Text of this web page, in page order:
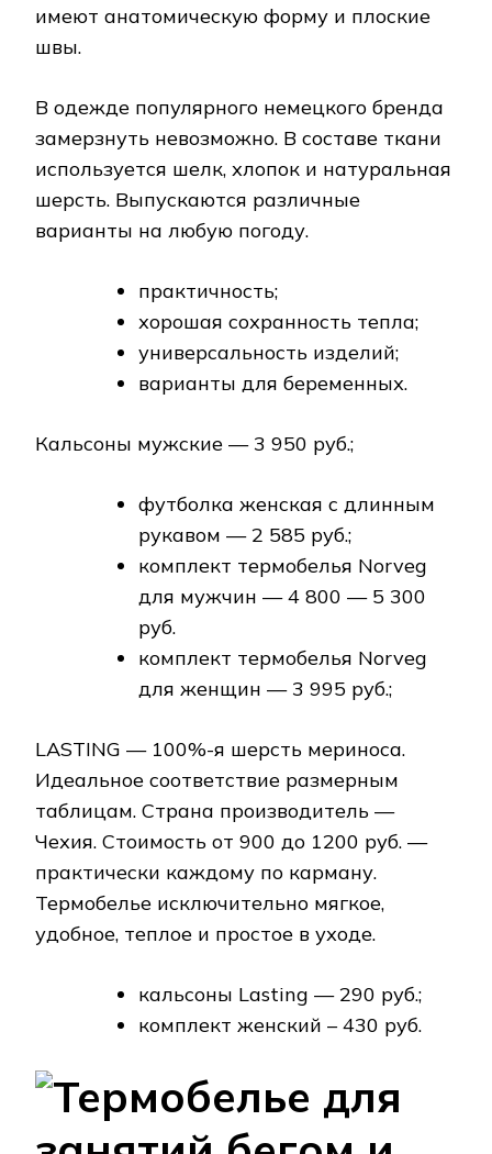
имеют анатомическую форму и плоские
швы.
В одежде популярного немецкого бренда
замерзнуть невозможно. В составе ткани
используется шелк, хлопок и натуральная
шерсть. Выпускаются различные
варианты на любую погоду.
практичность;
хорошая сохранность тепла;
универсальность изделий;
варианты для беременных.
Кальсоны мужские — 3 950 руб.;
футболка женская с длинным
рукавом — 2 585 руб.;
комплект термобелья Norveg
для мужчин — 4 800 — 5 300
руб.
комплект термобелья Norveg
для женщин — 3 995 руб.;
LASTING — 100%-я шерсть мериноса.
Идеальное соответствие размерным
таблицам. Страна производитель —
Чехия. Стоимость от 900 до 1200 руб. —
практически каждому по карману.
Термобелье исключительно мягкое,
удобное, теплое и простое в уходе.
кальсоны Lasting — 290 руб.;
комплект женский – 430 руб.